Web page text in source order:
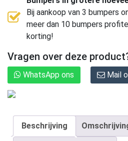
Bij aankoop van 3 bumpers
meer dan 10 bumpers
korting!
Vragen over deze
WhatsApp ons Mail
Beschrijving